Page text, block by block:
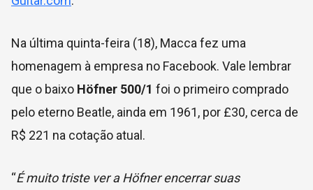
Na última quinta-feira (18), Macca fez uma
homenagem à empresa no Facebook. Vale lembrar
que o baixo Höfner 500/1 foi o primeiro comprado
pelo eterno Beatle, ainda em 1961, por £30, cerca de
R$ 221 na cotação atual.
“É muito triste ver a Höfner encerrar suas